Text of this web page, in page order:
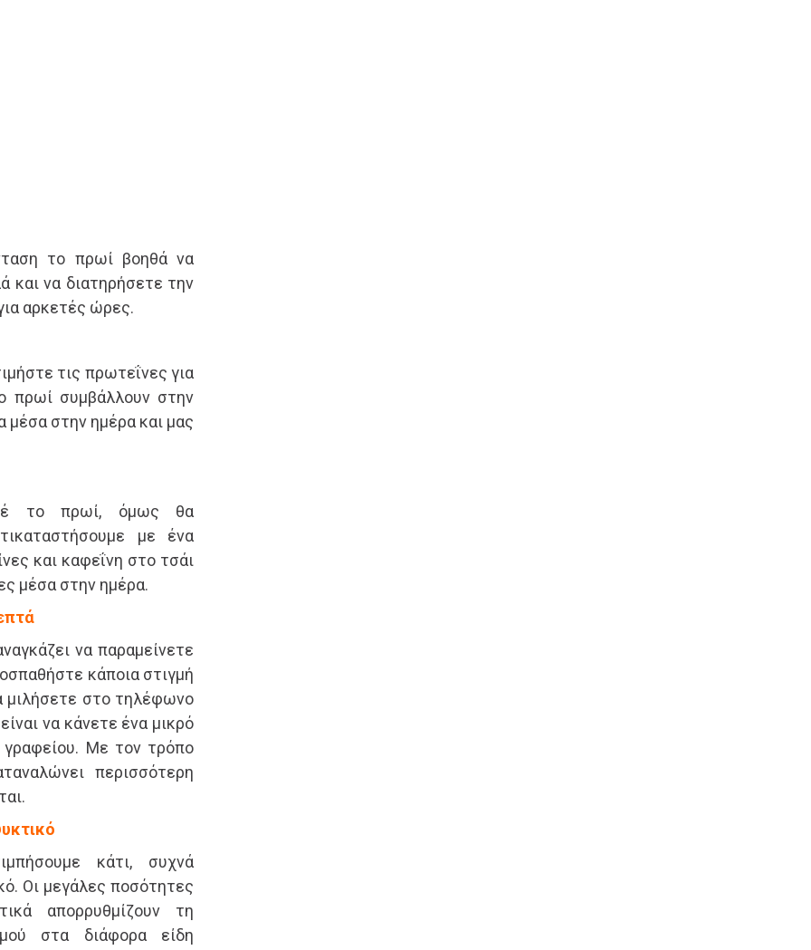
το πρωί βοηθά να
και να διατηρήσετε την
αρκετές ώρες.
τις πρωτεΐνες για
πρωί συμβάλλουν στην
μέσα στην ημέρα και μας
το πρωί, όμως θα
με ένα
και καφεΐνη στο τσάι
μέσα στην ημέρα.
να παραμείνετε
κάποια στιγμή
μιλήσετε στο τηλέφωνο
να κάνετε ένα μικρό
γραφείου. Με τον τρόπο
περισσότερη
κάτι, συχνά
Οι μεγάλες ποσότητες
απορρυθμίζουν τη
στα διάφορα είδη